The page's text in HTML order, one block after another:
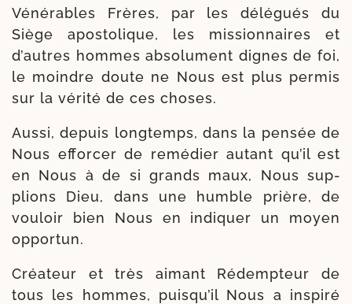
Vénérables Frères, par les délé­gués du
Siège apos­to­lique, les mission­naires et
d’autres hommes abso­lu­ment dignes de foi,
le moindre doute ne Nous est plus per­mis
sur la véri­té de ces choses.
Aussi, depuis long­temps, dans la pen­sée de
Nous effor­cer de remé­dier autant qu’il est
en Nous à de si grands maux, Nous sup­
plions Dieu, dans une humble prière, de
vou­loir bien Nous en indi­quer un moyen
opportun.
Créateur et très aimant Rédempteur de
tous les hommes, puisqu’il Nous a ins­pi­ré